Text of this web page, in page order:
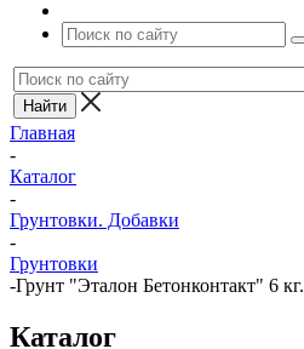
Главная
-
Каталог
-
Грунтовки. Добавки
-
Грунтовки
-Грунт "Эталон Бетонконтакт" 6 кг.
Каталог